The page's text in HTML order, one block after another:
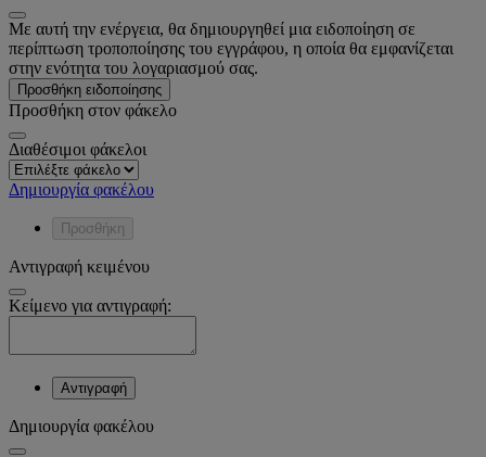
Με αυτή την ενέργεια, θα δημιουργηθεί μια ειδοποίηση σε
περίπτωση τροποποίησης του εγγράφου, η οποία θα εμφανίζεται
στην ενότητα του λογαριασμού σας.
Προσθήκη ειδοποίησης
Προσθήκη στον φάκελο
Διαθέσιμοι φάκελοι
Δημιουργία φακέλου
Προσθήκη
Αντιγραφή κειμένου
Κείμενο για αντιγραφή:
Αντιγραφή
Δημιουργία φακέλου